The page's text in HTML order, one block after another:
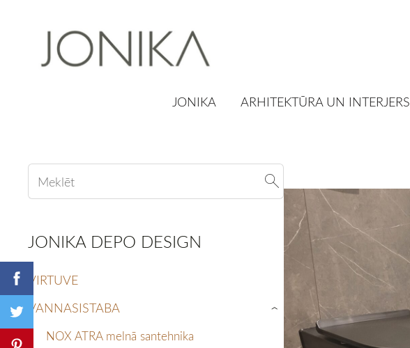
JONIKA ARHITEKTŪRA UN INTERJERS
JONIKA DEPO DESIGN
VIRTUVE
VANNASISTABA
NOX ATRA melnā santehnika
›